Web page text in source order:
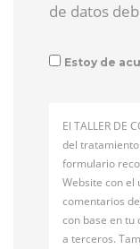
de datos
Estoy de
El TALLER DE
del
formulario
Website con el
comentarios
con base en tu
a terceros.